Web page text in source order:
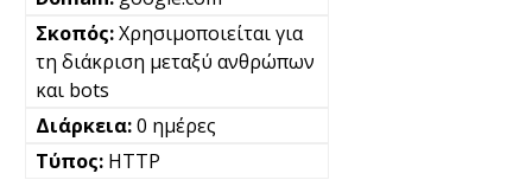
Χρησιμοποιείται για
τη διάκριση μεταξύ ανθρώπων
και bots
0 ημέρες
HTTP